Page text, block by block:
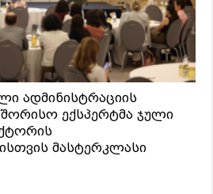
ადმინისტრაციის
ექსპერტმა ჯული
მასტერკლასი